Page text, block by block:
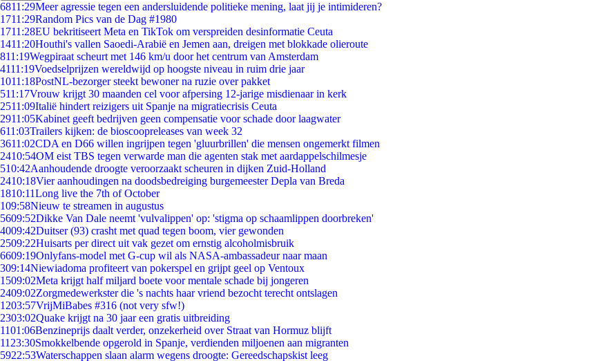
6811:29Meer agressie tegen een andersluidende politieke mening, laat jij je intimideren?
1711:29Random Pics van de Dag #1980
1711:28EU bekritiseert Meta en TikTok om verspreiden desinformatie Ceuta
1411:20Houthi's vallen Saoedi-Arabië en Jemen aan, dreigen met blokkade olieroute
811:19Wegpiraat scheurt met 146 km/u door het centrum van Amsterdam
4111:19Voedselprijzen wereldwijd op hoogste niveau in ruim drie jaar
1011:18PostNL-bezorger steekt bewoner na ruzie over pakket
511:17Vrouw krijgt 30 maanden cel voor afpersing 12-jarige misdienaar in kerk
2511:09Italië hindert reizigers uit Spanje na migratiecrisis Ceuta
2911:05Kabinet geeft bedrijven geen compensatie voor schade door laagwater
611:03Trailers kijken: de bioscoopreleases van week 32
3611:02CDA en D66 willen ingrijpen tegen 'gluurbrillen' die mensen ongemerkt filmen
2410:54OM eist TBS tegen verwarde man die agenten stak met aardappelschilmesje
510:42Aanhoudende droogte veroorzaakt scheuren in dijken Zuid-Holland
2410:18Vier aanhoudingen na doodsbedreiging burgemeester Depla van Breda
1810:11Long live the 7th of October
109:58Nieuw te streamen in augustus
5609:52Dikke Van Dale neemt 'vulvalippen' op: 'stigma op schaamlippen doorbreken'
4009:42Duitser (93) crasht met quad tegen boom, vier gewonden
2509:22Huisarts per direct uit vak gezet om ernstig alcoholmisbruik
6609:19Onlyfans-model met G-cup wil als NASA-ambassadeur naar maan
309:14Niewiadoma profiteert van pokerspel en grijpt geel op Ventoux
1509:02Meta krijgt half miljard boete voor mentale schade bij jongeren
2409:02Zorgmedewerkster die 's nachts haar vriend bezocht terecht ontslagen
1203:57VrijMiBabes #316 (not very sfw!)
2303:02Quake krijgt na 30 jaar een gratis uitbreiding
1101:06Benzineprijs daalt verder, onzekerheid over Straat van Hormuz blijft
11 23:30Smokkelbende opgerold in Spanje, verdienden miljoenen aan migranten
5922:53Waterschappen slaan alarm wegens droogte: Gereedschapskist leeg